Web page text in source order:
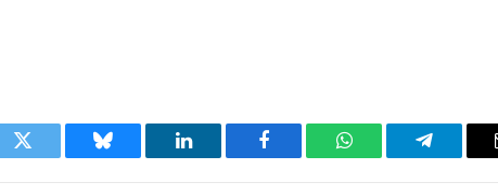
Twitter Bluesky LinkedIn Facebook WhatsAppTelegram